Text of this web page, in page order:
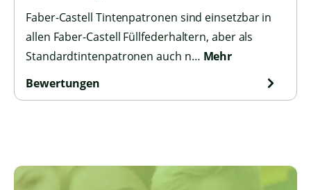
Faber-Castell Tintenpatronen sind einsetzbar in
allen Faber-Castell Füllfederhaltern, aber als
Standardtintenpatronen auch n… Mehr
Bewertungen